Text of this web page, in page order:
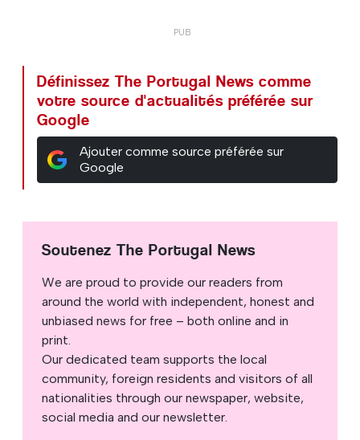
Définissez The Portugal News comme
votre source d'actualités préférée sur
Google
Ajouter comme source préférée sur
Google
Soutenez The Portugal News
We are proud to provide our readers from
around the world with independent, honest and
unbiased news for free – both online and in
print.
Our dedicated team supports the local
community, foreign residents and visitors of all
nationalities through our newspaper, website,
social media and our newsletter.